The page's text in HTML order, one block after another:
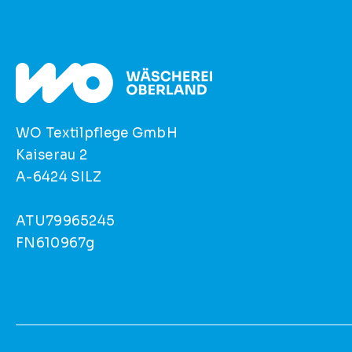
WO Textilpflege GmbH
Kaiserau 2
A-6424 SILZ
ATU79965245
FN610967g